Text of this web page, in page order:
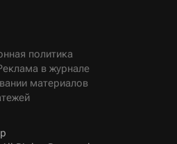
политика
в журнале
материалов